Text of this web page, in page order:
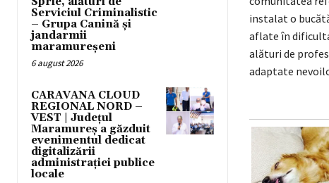
Serviciul Criminalistic
– Grupa Canină și
jandarmii
maramureșeni
6 august 2026
CARAVANA CLOUD
REGIONAL NORD –
VEST | Județul
Maramureș a găzduit
evenimentul dedicat
digitalizării
administrației publice
locale
instalat o
aflate în
alături de
adaptate